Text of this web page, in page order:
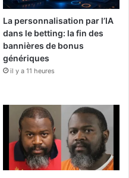
La personnalisation par l’IA
dans le betting: la fin des
bannières de bonus
génériques
il y a 11 heures